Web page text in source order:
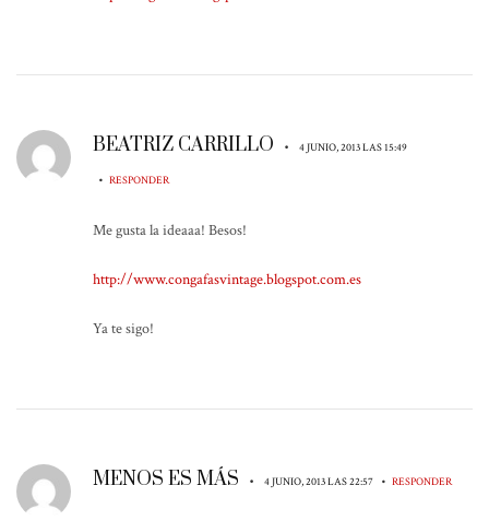
BEATRIZ CARRILLO • 4 JUNIO, 2013 LAS 15:49
• RESPONDER
Me gusta la ideaaa! Besos!
http://www.congafasvintage.blogspot.com.es
Ya te sigo!
MENOS ES MÁS • 4 JUNIO, 2013 LAS 22:57 • RESPONDER